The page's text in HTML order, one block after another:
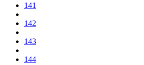
141
142
143
144